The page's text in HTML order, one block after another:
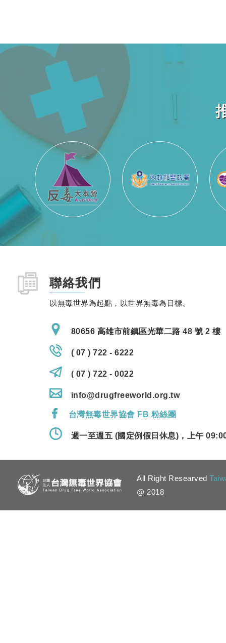
聯絡我們
以無毒世界為起點，以世界無毒為目標。
80656 高雄市前鎮區光華二路 48 號 2 樓
( 07 ) 722 - 6222
( 07 ) 722 - 0022
info@drugfreeworld.org.tw
台灣無毒世界協會 FB 粉絲團
週一至週五 (國定例假日休息)，上午
All Right Researved
@ 2018